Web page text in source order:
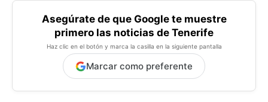
Asegúrate de que Google te muestre
primero las noticias de Tenerife
Haz clic en el botón y marca la casilla en la siguiente pantalla
Marcar como preferente